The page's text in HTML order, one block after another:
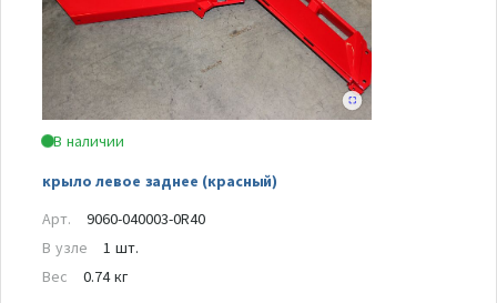
В наличии
крыло левое заднее (красный)
Арт.
9060-040003-0R40
В узле
1 шт.
Вес
0.74 кг